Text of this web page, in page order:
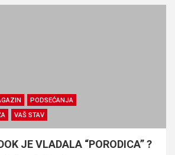
PODSEĆANJA
VAŠ STAV
JE VLADALA “PORODICA” ?